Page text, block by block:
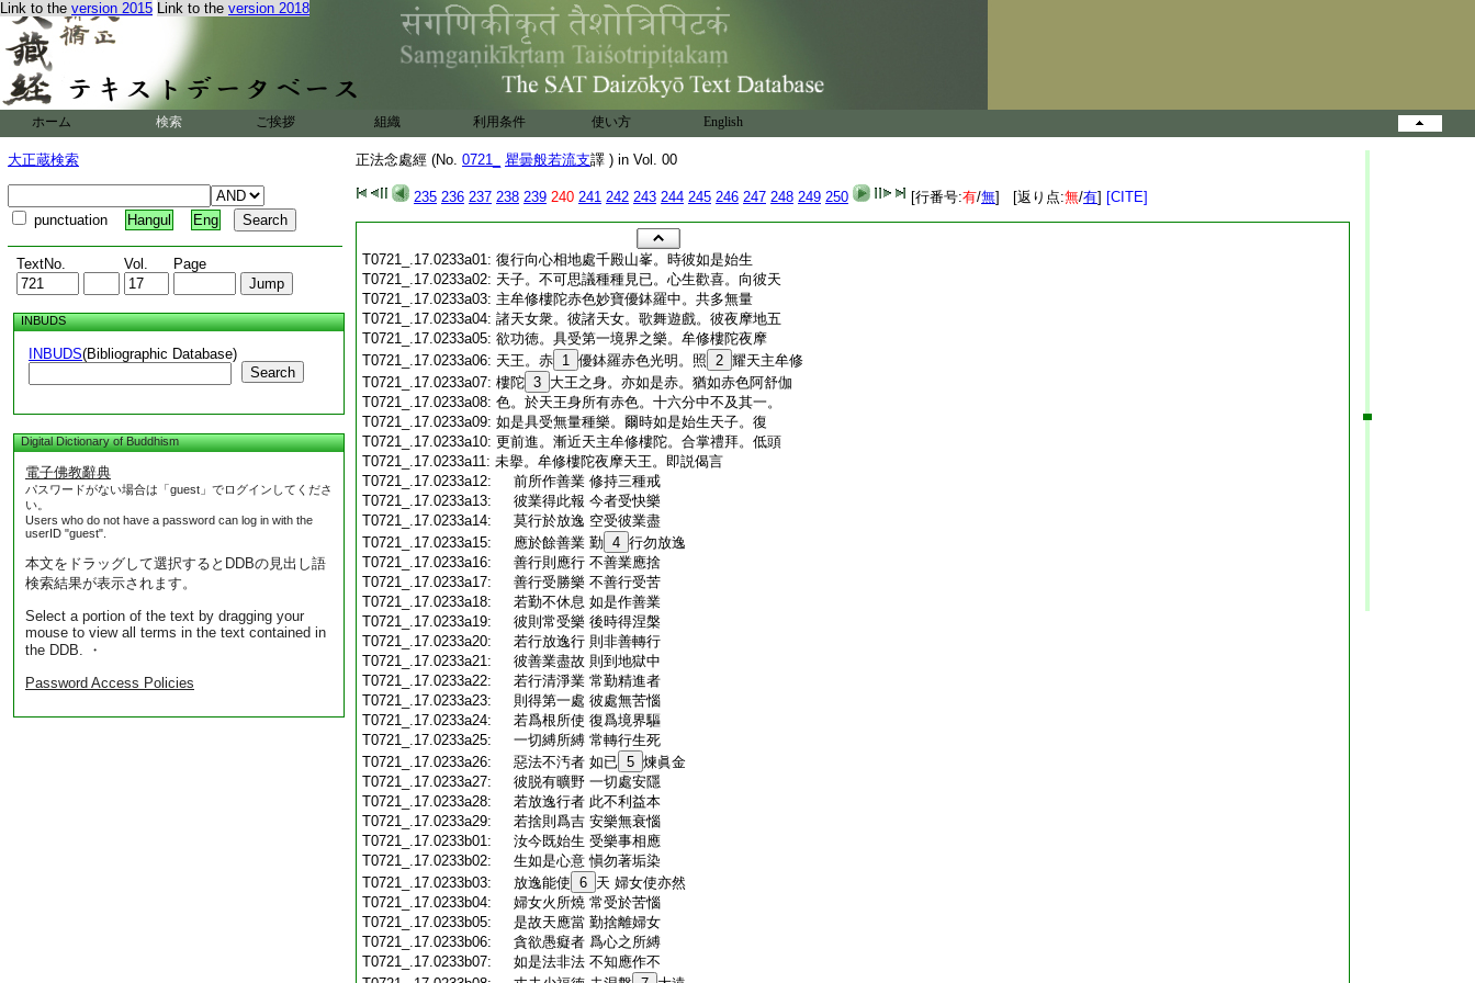
Link to the version 2015 Link to the version 2018
ホーム 検索 ご挨拶 組織 利用条件 使い方 English
大正蔵検索
punctuation Hangul Eng
TextNo. Vol. Page
INBUDS
INBUDS(Bibliographic Database)
Search
Digital Dictionary of Buddhism
電子佛教辭典
パスワードがない場合は「guest」でログインしてくださ
い。
Users who do not have a password can log in with the
userID "guest".
本文をドラッグして選択するとDDBの見出し語
検索結果が表示されます。
Select a portion of the text by dragging your
mouse to view all terms in the text contained in
the DDB. ・
Password Access Policies
正法念處經 (No. 0721_ 瞿曇般若流支譯 ) in Vol. 00
235 236 237 238 239 240 241 242 243 244 245 246 247 248 249 250 [行番号:有/無] [返り点:無/有] [CITE]
T0721_.17.0233a01: 復行向心相地處千殿山峯。時彼如是始生
T0721_.17.0233a02: 天子。不可思議種種見已。心生歡喜。向彼天
T0721_.17.0233a03: 主牟修樓陀赤色妙寶優鉢羅中。共多無量
T0721_.17.0233a04: 諸天女衆。彼諸天女。歌舞遊戲。彼夜摩地五
T0721_.17.0233a05: 欲功徳。具受第一境界之樂。牟修樓陀夜摩
T0721_.17.0233a06: 天王。赤 1 優鉢羅赤色光明。照 2 耀天主牟修
T0721_.17.0233a07: 樓陀 3 大王之身。亦如是赤。猶如赤色阿舒伽
T0721_.17.0233a08: 色。於天王身所有赤色。十六分中不及其一。
T0721_.17.0233a09: 如是具受無量種樂。爾時如是始生天子。復
T0721_.17.0233a10: 更前進。漸近天主牟修樓陀。合掌禮拜。低頭
T0721_.17.0233a11: 未擧。牟修樓陀夜摩天王。即説偈言
T0721_.17.0233a12:
前所作善業 修持三種戒
T0721_.17.0233a13:
彼業得此報 今者受快樂
T0721_.17.0233a14:
莫行於放逸 空受彼業盡
T0721_.17.0233a15:
應於餘善業 勤 4 行勿放逸
T0721_.17.0233a16:
善行則應行 不善業應捨
T0721_.17.0233a17:
善行受勝樂 不善行受苦
T0721_.17.0233a18:
若勤不休息 如是作善業
T0721_.17.0233a19:
彼則常受樂 後時得涅槃
T0721_.17.0233a20:
若行放逸行 則非善轉行
T0721_.17.0233a21:
彼善業盡故 則到地獄中
T0721_.17.0233a22:
若行清淨業 常勤精進者
T0721_.17.0233a23:
則得第一處 彼處無苦惱
T0721_.17.0233a24:
若爲根所使 復爲境界驅
T0721_.17.0233a25:
一切縛所縛 常轉行生死
T0721_.17.0233a26:
惡法不汚者 如已 5 煉眞金
T0721_.17.0233a27:
彼脱有曠野 一切處安隱
T0721_.17.0233a28:
若放逸行者 此不利益本
T0721_.17.0233a29:
若捨則爲吉 安樂無衰惱
T0721_.17.0233b01:
汝今既始生 受樂事相應
T0721_.17.0233b02:
生如是心意 愼勿著垢染
T0721_.17.0233b03:
放逸能使 6 天 婦女使亦然
T0721_.17.0233b04:
婦女火所燒 常受於苦惱
T0721_.17.0233b05:
是故天應當 勤捨離婦女
T0721_.17.0233b06:
貪欲愚癡者 爲心之所縛
T0721_.17.0233b07:
如是法非法 不知應作不